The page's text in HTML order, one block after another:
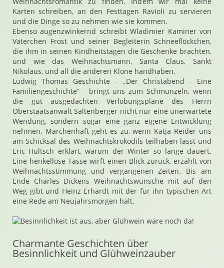
Karten schreiben, an den Festtagen Ravioli zu servieren
und die Dinge so zu nehmen wie sie kommen.
Ebenso augenzwinkernd schreibt Wladimier Kaminer von
Väterchen Frost und seiner Begleiterin Schneeflöckchen,
die ihm in seinen Kindheitstagen die Geschenke brachten,
und wie das Weihnachtsmann, Santa Claus, Sankt
Nikolaus, und all die anderen Klone handhaben.
Ludwig Thomas Geschichte - „Der Christabend - Eine
Familiengeschichte“ - bringt uns zum Schmunzeln, wenn
die gut ausgedachten Verlobungspläne des Herrn
Oberstaatsanwalt Saltenberger nicht nur eine unerwartete
Wendung, sondern sogar eine ganz eigene Entwicklung
nehmen. Märchenhaft geht es zu, wenn Katja Reider uns
am Schicksal des Weihnachtskrokodils teilhaben lässt und
Eric Hultsch erklärt, warum der Winter so lange dauert.
Eine henkellose Tasse wirft einen Blick zurück, erzählt von
Weihnachtsstimmung und vergangenen Zeiten. Bis am
Ende Charles Dickens Weihnachtswünsche mit auf den
Weg gibt und Heinz Erhardt mit der für ihn typischen Art
eine Rede am Neujahrsmorgen hält.
Charmante Geschichten über
Besinnlichkeit und Glühweinzauber